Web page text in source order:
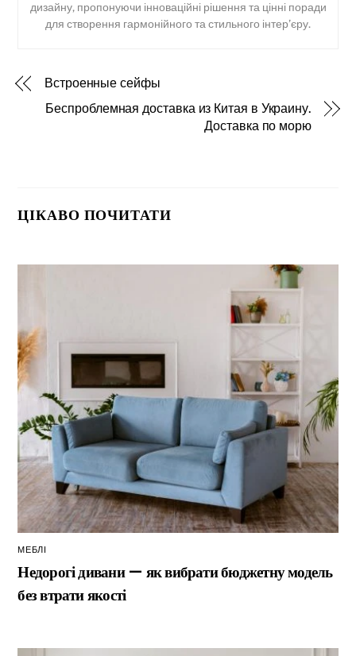
дизайну, пропонуючи інноваційні рішення та цінні поради
для створення гармонійного та стильного інтер’єру.
Встроенные сейфы
Беспроблемная доставка из Китая в Украину.
Доставка по морю
ЦІКАВО ПОЧИТАТИ
МЕБЛІ
Недорогі дивани — як вибрати бюджетну модель
без втрати якості